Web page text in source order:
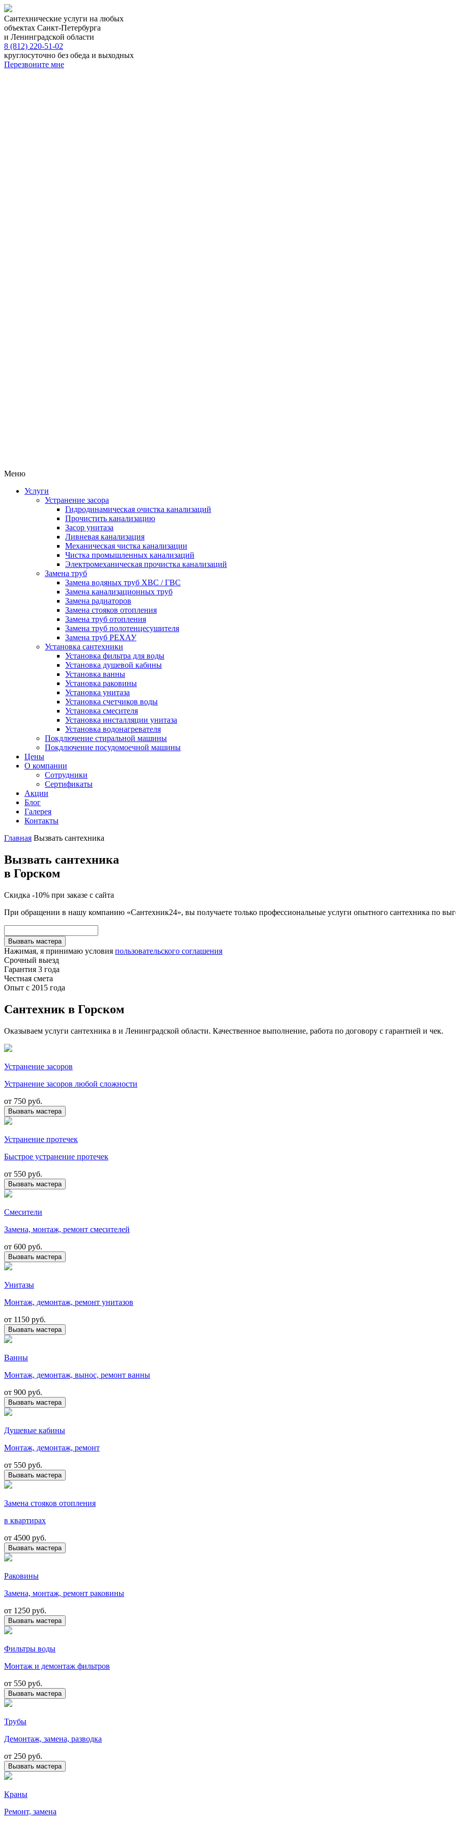
Сантехнические услуги на любых
объектах Санкт-Петербурга
и Ленинградской области
8 (812) 220-51-02
круглосуточно без обеда и выходных
Перезвоните мне
Меню
Услуги
Устранение засора
Гидродинамическая очистка канализаций
Прочистить канализацию
Засор унитаза
Ливневая канализация
Механическая чистка канализации
Чистка промышленных канализаций
Электромеханическая прочистка канализаций
Замена труб
Замена водяных труб ХВС / ГВС
Замена канализационных труб
Замена радиаторов
Замена стояков отопления
Замена труб отопления
Замена труб полотенцесушителя
Замена труб РЕХАУ
Установка сантехники
Установка фильтра для воды
Установка душевой кабины
Установка ванны
Установка раковины
Установка унитаза
Установка счетчиков воды
Установка смесителя
Установка инсталляции унитаза
Установка водонагревателя
Покдлючение стиральной машины
Покдлючение посудомоечной машины
Цены
О компании
Сотрудники
Сертификаты
Акции
Блог
Галерея
Контакты
Главная Вызвать сантехника
Вызвать сантехника
в Горском
Скидка -10% при заказе с сайта
При обращении в нашу компанию «Сантехник24», вы получаете только профессиональные услуги опытного сантехника по
Вызвать мастера
Нажимая, я принимаю условия пользовательского соглашения
Срочный выезд
Гарантия 3 года
Честная смета
Опыт с 2015 года
Сантехник в Горском
Оказываем услуги сантехника в и Ленинградской области. Качественное выполнение, работа по договору с гарантией и чек.
Устранение засоров
Устранение засоров любой сложности
от 750 руб.
Вызвать мастера
Устранение протечек
Быстрое устранение протечек
от 550 руб.
Вызвать мастера
Смесители
Замена, монтаж, ремонт смесителей
от 600 руб.
Вызвать мастера
Унитазы
Монтаж, демонтаж, ремонт унитазов
от 1150 руб.
Вызвать мастера
Ванны
Монтаж, демонтаж, вынос, ремонт ванны
от 900 руб.
Вызвать мастера
Душевые кабины
Монтаж, демонтаж, ремонт
от 550 руб.
Вызвать мастера
Замена стояков отопления
в квартирах
от 4500 руб.
Вызвать мастера
Раковины
Замена, монтаж, ремонт раковины
от 1250 руб.
Вызвать мастера
Фильтры воды
Монтаж и демонтаж фильтров
от 550 руб.
Вызвать мастера
Трубы
Демонтаж, замена, разводка
от 250 руб.
Вызвать мастера
Краны
Ремонт, замена